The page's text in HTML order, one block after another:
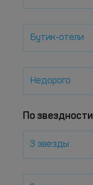
Бутик-отели
Недорого
По звездности
3 звезды